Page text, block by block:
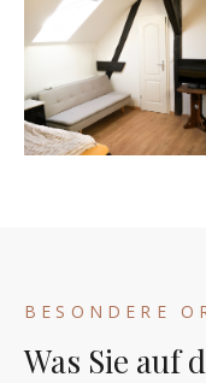
BESONDERE
Was Sie auf